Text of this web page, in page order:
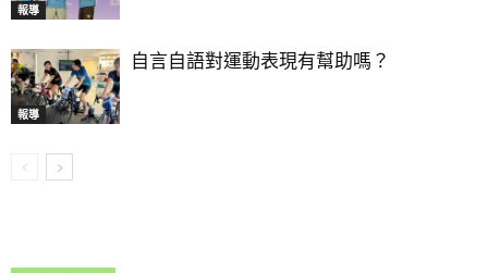
報導
報導
自言自語對運動表現有幫助嗎？